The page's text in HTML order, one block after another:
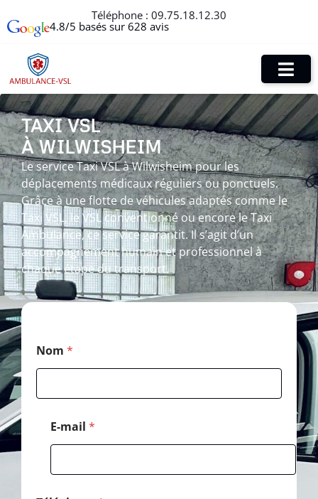
Téléphone : 09.75.18.12.30
4.8/5 basés sur 628 avis
TAXI VSL
À WILWISHEIM
Le service Taxi VSL à Wilwisheim pour les
déplacements médicaux réguliers ou ponctuels.
Grâce à une flotte de véhicules adaptés comme le
Taxi VSL, le VSL conventionné ou encore le Taxi
Ambulance, ce service garantit. Il s’agit d’un
accompagnement humain et professionnel à
chaque étape du transport.
Nom *
E-mail *
*
*
o
m